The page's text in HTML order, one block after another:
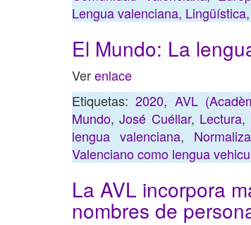
Lengua valenciana, Lingüística,
El Mundo: La
Verenlace
Etiquetas:2020, AVL
Mundo,José Cuéllar, Lectura,
lengua valenciana,
Valenciano como lengua
La AVL incorpora
nombres de